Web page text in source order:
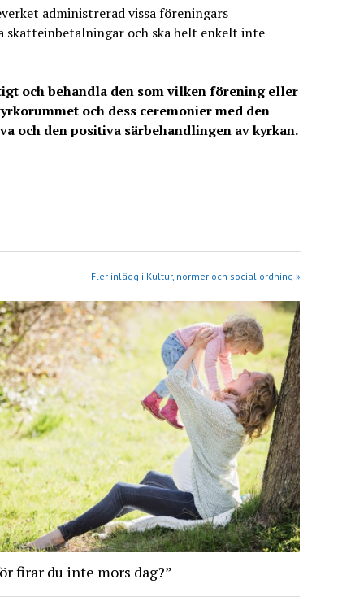
administrerad vissa föreningars
skatteinbetalningar och ska helt enkelt inte
och behandla den som vilken förening eller
och dess ceremonier med den
och den positiva särbehandlingen av kyrkan.
Fler inlägg i Kultur, normer och social ordning »
firar du inte mors dag?”